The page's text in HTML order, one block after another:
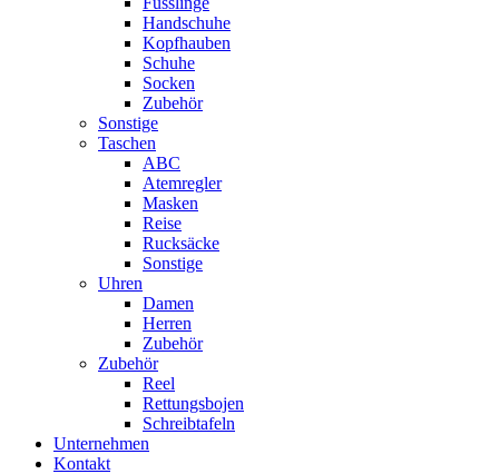
Handschuhe
Kopfhauben
Schuhe
Socken
Zubehör
Sonstige
Taschen
ABC
Atemregler
Masken
Reise
Rucksäcke
Sonstige
Uhren
Damen
Herren
Zubehör
Zubehör
Reel
Rettungsbojen
Schreibtafeln
Unternehmen
Kontakt